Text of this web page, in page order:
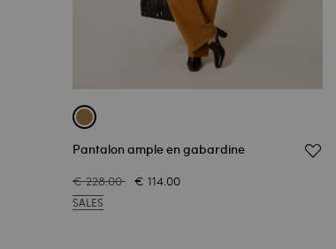
Pantalon ample en gabardine
€ 228.00 € 114.00
SALES